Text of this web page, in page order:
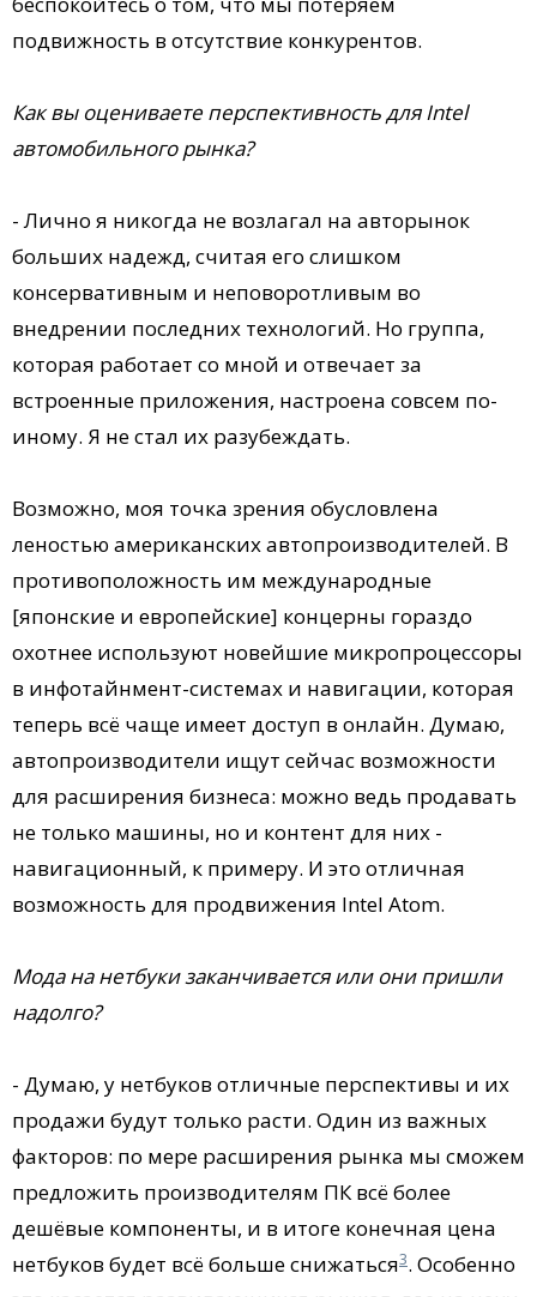
подвижность в отсутствие конкурентов.
Как вы оцениваете перспективность для Intel
автомобильного рынка?
- Лично я никогда не возлагал на авторынок
больших надежд, считая его слишком
консервативным и неповоротливым во
внедрении последних технологий. Но группа,
которая работает со мной и отвечает за
встроенные приложения, настроена совсем по-
иному. Я не стал их разубеждать.
Возможно, моя точка зрения обусловлена
леностью американских автопроизводителей. В
противоположность им международные
[японские и европейские] концерны гораздо
охотнее используют новейшие микропроцессоры
в инфотайнмент-системах и навигации, которая
теперь всё чаще имеет доступ в онлайн. Думаю,
автопроизводители ищут сейчас возможности
для расширения бизнеса: можно ведь продавать
не только машины, но и контент для них -
навигационный, к примеру. И это отличная
возможность для продвижения Intel Atom.
Мода на нетбуки заканчивается или они пришли
надолго?
- Думаю, у нетбуков отличные перспективы и их
продажи будут только расти. Один из важных
факторов: по мере расширения рынка мы сможем
предложить производителям ПК всё более
дешёвые компоненты, и в итоге конечная цена
нетбуков будет всё больше снижаться3. Особенно